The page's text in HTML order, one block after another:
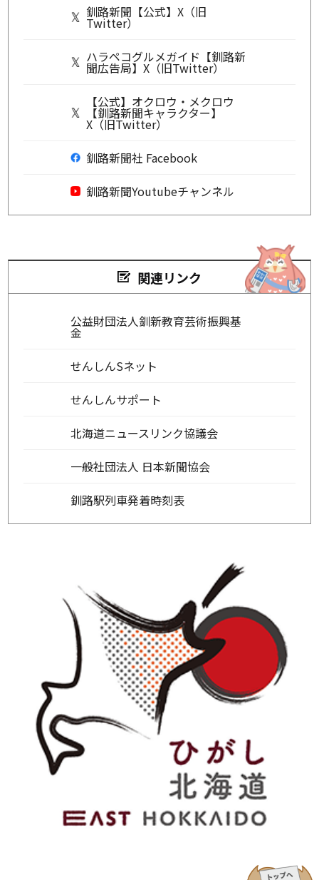
釧路新聞【公式】X（旧
Twitter）
ハラペコグルメガイド【釧路新
聞広告局】X（旧Twitter）
【公式】オクロウ・メクロウ
【釧路新聞キャラクター】
X（旧Twitter）
釧路新聞社 Facebook
釧路新聞Youtubeチャンネル
関連リンク
公益財団法人釧新教育芸術振興基
金
せんしんSネット
せんしんサポート
北海道ニュースリンク協議会
一般社団法人 日本新聞協会
釧路駅列車発着時刻表